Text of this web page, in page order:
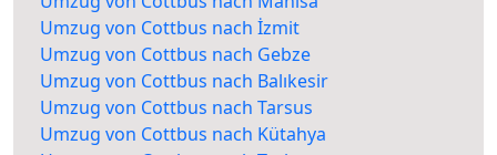
Umzug von Cottbus nach İzmit
Umzug von Cottbus nach Gebze
Umzug von Cottbus nach Balıkesir
Umzug von Cottbus nach Tarsus
Umzug von Cottbus nach Kütahya